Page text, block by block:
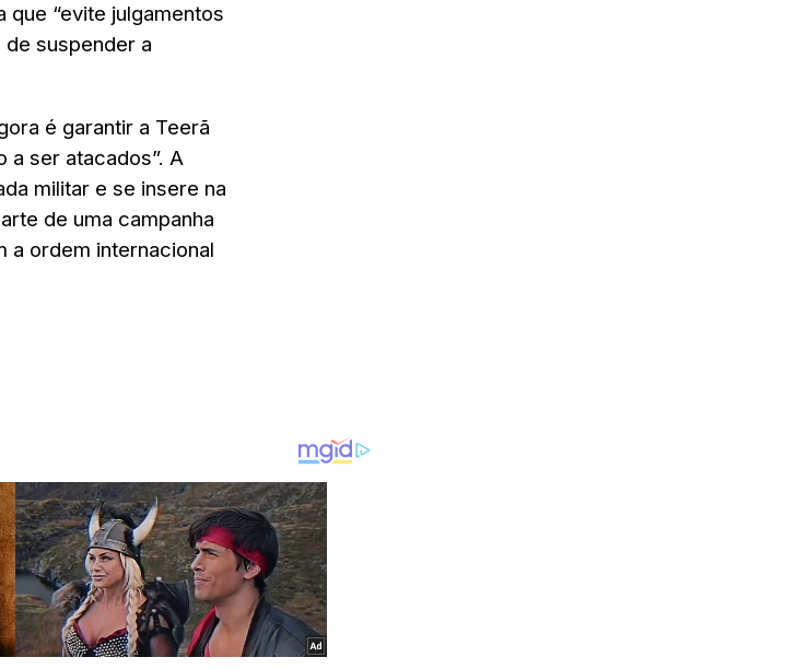
que “evite julgamentos
suspender a
é garantir a Teerã
a ser atacados”. A
militar e se insere na
de uma campanha
a ordem internacional